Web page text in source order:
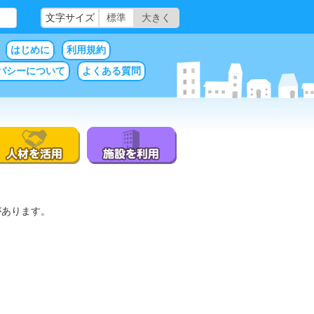
文字サイズ 標準 大きく
はじめに
利用規約
シーについて
よくある質問
ります。